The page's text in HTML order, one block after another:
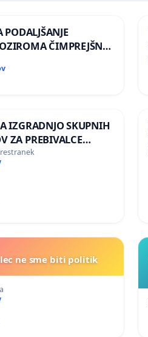
PODALJŠANJE
ČIMPREJŠNJO
GOSPODA
NA
REPUBLIKE
IZGRADNJO SKUPNIH
ZA PREBIVALCE
ne sme biti politik